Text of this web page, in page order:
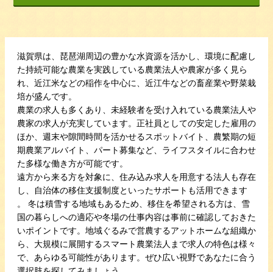
滋賀県は、琵琶湖周辺の豊かな水資源を活かし、環境に配慮し
た持続可能な農業を実践している農業法人や農家が多く見ら
れ、近江米などの稲作を中心に、近江牛などの畜産業や野菜栽
培が盛んです。
農業の求人も多くあり、未経験者を受け入れている農業法人や
農家の求人が充実しています。正社員としての安定した雇用の
ほか、週末や隙間時間を活かせるスポットバイト、農繁期の短
期農業アルバイト、パート募集など、ライフスタイルに合わせ
た多様な働き方が可能です。
遠方から来る方を対象に、住み込み求人を用意する法人も存在
し、自治体の移住支援制度といったサポートも活用できます
。 冬は積雪する地域もあるため、移住を希望される方は、雪
国の暮らしへの適応や冬場の仕事内容は事前に確認しておきた
いポイントです。地域ぐるみで営農するアットホームな組織か
ら、大規模に展開するスマート農業法人まで求人の特色は様々
で、あらゆる可能性があります。ぜひ広い視野であなたに合う